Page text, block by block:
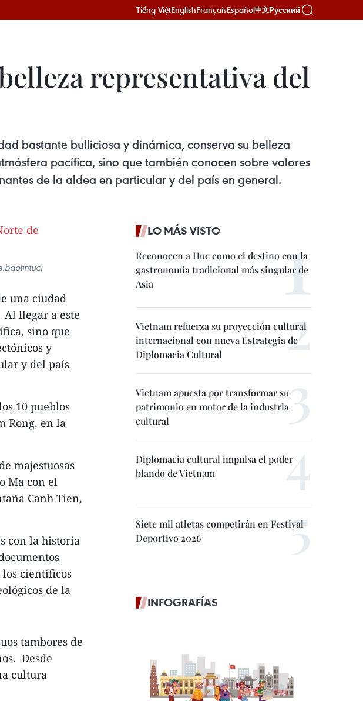
Tiếng ViệtEnglishFrançaisEspañol中文Русский
representativa del
bastante bulliciosa y dinámica, conserva su belleza
pacífica, sino que también conocen sobre valores
de la aldea en particular y del país en general.
una ciudad
llegar a este
sino que
y
y del país
10 pueblos
Rong, en la
majestuosas
Ma con el
Canh Tien,
con la historia
los científicos
de la
tambores de
Desde
cultura
LO MÁS VISTO
Reconocen a Hue como el destino con la
gastronomía tradicional más singular de
Asia
Vietnam refuerza su proyección cultural
internacional con nueva Estrategia de
Diplomacia Cultural
Vietnam apuesta por transformar su
patrimonio en motor de la industria
cultural
Diplomacia cultural impulsa el poder
blando de Vietnam
Siete mil atletas competirán en Festival
Deportivo 2026
INFOGRAFÍAS